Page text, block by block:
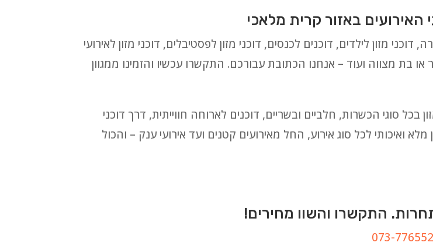
האירועים באזור קרית מלאכי
מזון לילדים, דוכנים לכנסים, דוכני מזון לפסטיבלים, דוכני מזון לאירועי
או בת מצווה ועוד – אנחנו הכתובת עבורכם. התקשרו עכשיו והזמינו ממגוון
מבחר עצום של מעל 100 סוגי דוכני מזון בכל סוגי הכשרות, חלביים ובשריים, דוכנים לארוחה חווייתית, דרך דוכני
ואיכותי לכל סוג אירוע, החל מאירועים קטנים ועד אירועי ענק – והכול
התקשרו והשוו מחירים!
073-